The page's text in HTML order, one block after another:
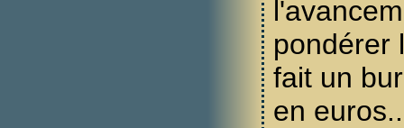
pondérer
fait un
en